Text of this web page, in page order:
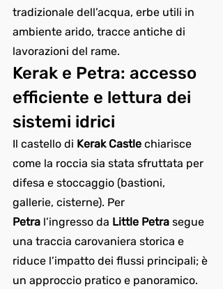
tradizionale dell’acqua, erbe utili in
ambiente arido, tracce antiche di
lavorazioni del rame.
Kerak e Petra: accesso
efficiente e lettura dei
sistemi idrici
Il castello di Kerak Castle chiarisce
come la roccia sia stata sfruttata per
difesa e stoccaggio (bastioni,
gallerie, cisterne). Per
Petra l’ingresso da Little Petra segue
una traccia carovaniera storica e
riduce l’impatto dei flussi principali; è
un approccio pratico e panoramico.